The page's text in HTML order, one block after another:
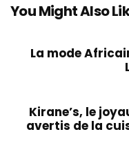
You Might Also
La mode
Kirane’s, le
avertis de la